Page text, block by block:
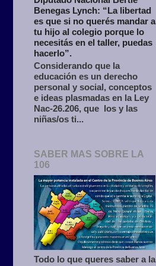
Benegas Lynch: “La libertad
es que si no querés mandar a
tu hijo al colegio porque lo
necesitás en el taller, puedas
hacerlo”.
Considerando que la
educación es un derecho
personal y social, conceptos
e ideas plasmadas en la Ley
Nac-26.206, que los y las
niñas/os ti...
SABER MAS SOBRE LA
106
Todo lo que queres saber a la